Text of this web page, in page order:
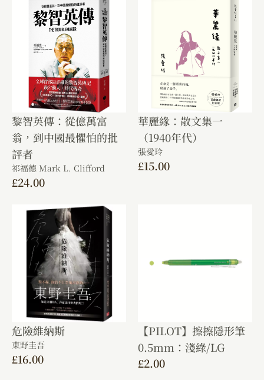
黎智英傳：從億萬富
翁，到中國最懼怕的批
評者
祁福德 Mark L. Clifford
£24.00
華麗緣：散文集一
（1940年代）
張愛玲
£15.00
危險維納斯
東野圭吾
£16.00
【PILOT】擦擦隱形筆
0.5mm：淺綠/LG
£2.00